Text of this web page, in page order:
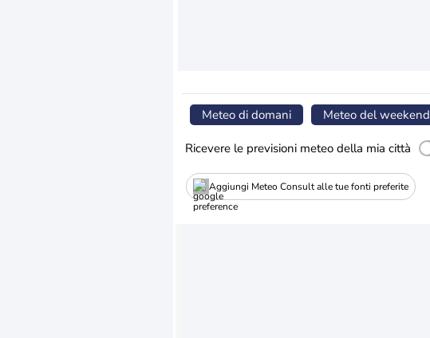
Meteo di domani Meteo del weekend
Ricevere le previsioni meteo della mia città
Aggiungi Meteo Consult alle tue fonti preferite